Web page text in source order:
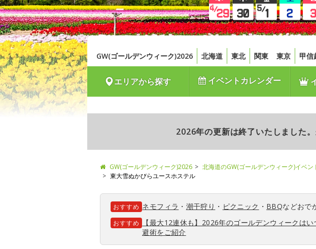
GW(ゴールデンウィーク)2026 北海道 東北 関東 東京 甲信
エリアから探す イベントカレンダー
2026年の更新は終了いたしました
GW(ゴールデンウィーク)2026 北海道のGW(ゴールデンウィーク)イベン
東大雪ぬかびらユースホステル
おすすめ ネモフィラ ・ 潮干狩り ・ ピクニック ・ BBQなどおで
おすすめ
【最大12連休も】2026年のゴールデンウィークは
避術をご紹介